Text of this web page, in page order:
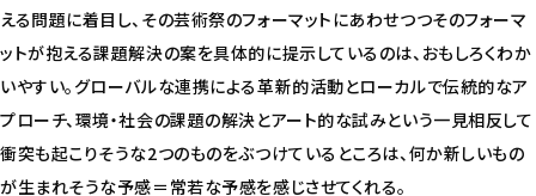
える問題に着目し、その芸術祭のフォーマットにあわせつつそのフォーマ
ットが抱える課題解決の案を具体的に提示しているのは、おもしろくわか
いやすい。グローバルな連携による革新的活動とローカルで伝統的なア
プローチ、環境・社会の課題の解決とアート的な試みという一見相反して
衝突も起こりそうな2つのものをぶつけているところは、何か新しいもの
が生まれそうな予感＝常若な予感を感じさせてくれる。